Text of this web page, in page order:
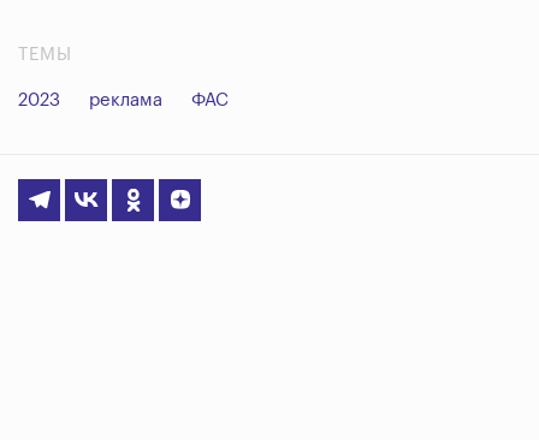
ТЕМЫ
2023 реклама ФАС